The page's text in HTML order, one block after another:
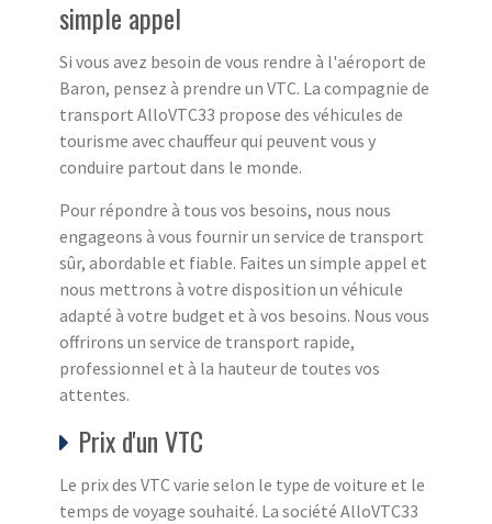
simple appel
Si vous avez besoin de vous rendre à l'aéroport de
Baron, pensez à prendre un VTC. La compagnie de
transport AlloVTC33 propose des véhicules de
tourisme avec chauffeur qui peuvent vous y
conduire partout dans le monde.
Pour répondre à tous vos besoins, nous nous
engageons à vous fournir un service de transport
sûr, abordable et fiable. Faites un simple appel et
nous mettrons à votre disposition un véhicule
adapté à votre budget et à vos besoins. Nous vous
offrirons un service de transport rapide,
professionnel et à la hauteur de toutes vos
attentes.
Prix d'un VTC
Le prix des VTC varie selon le type de voiture et le
temps de voyage souhaité. La société AlloVTC33